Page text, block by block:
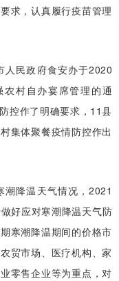
求，认真履行疫苗管理
人民政府食安办于2020
村自办宴席管理的通
控作了明确要求，11县
集体聚餐疫情防控作出
潮降温天气情况，2021
好应对寒潮降温天气防
寒潮降温期间的价格市
贸市场、医疗机构、家
零售企业等为重点，对